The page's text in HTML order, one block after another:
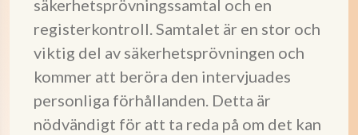
säkerhetsprövningssamtal och en
registerkontroll. Samtalet är en stor och
viktig del av säkerhetsprövningen och
kommer att beröra den intervjuades
personliga förhållanden. Detta är
nödvändigt för att ta reda på om det kan